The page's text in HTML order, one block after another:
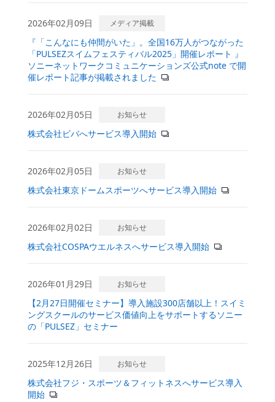
2026年02月09日 メディア掲載
『「こんなにも仲間がいた」。全国16万人がつながった
「PULSEZスイムフェスティバル2025」開催レポート 』
ソニーネットワークコミュニケーションズ公式note で開
催レポート記事が掲載されました
2026年02月05日 お知らせ
株式会社ビバへサービス導入開始
2026年02月05日 お知らせ
株式会社東京ドームスポーツへサービス導入開始
2026年02月02日 お知らせ
株式会社COSPAウエルネスへサービス導入開始
2026年01月29日 お知らせ
【2月27日開催セミナー】導入施設300店舗以上！スイミ
ングスクールのサービス価値向上をサポートするソニー
の「PULSEZ」セミナー
2025年12月26日 お知らせ
株式会社フジ・スポーツ＆フィットネスへサービス導入
開始